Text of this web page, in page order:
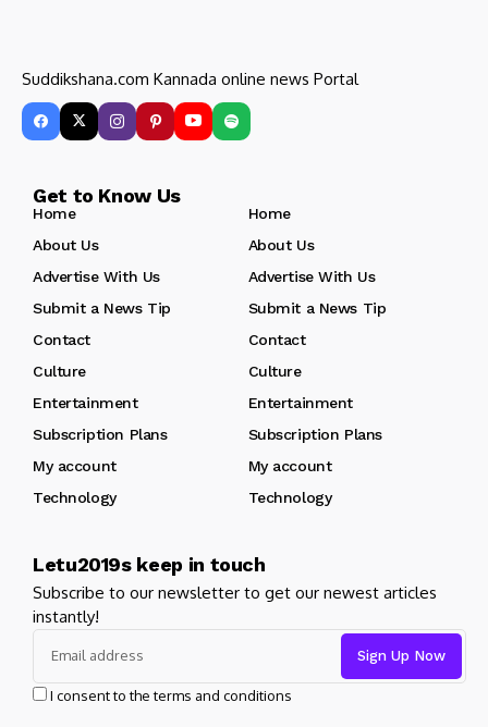
Suddikshana.com Kannada online news Portal
Get to Know Us
Home
Home
About Us
About Us
Advertise With Us
Advertise With Us
Submit a News Tip
Submit a News Tip
Contact
Contact
Culture
Culture
Entertainment
Entertainment
Subscription Plans
Subscription Plans
My account
My account
Technology
Technology
Letu2019s keep in touch
Subscribe to our newsletter to get our newest articles
instantly!
I consent to the terms and conditions